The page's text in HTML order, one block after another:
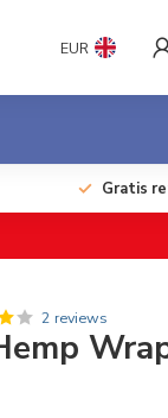
EUR
Gratis
2 reviews